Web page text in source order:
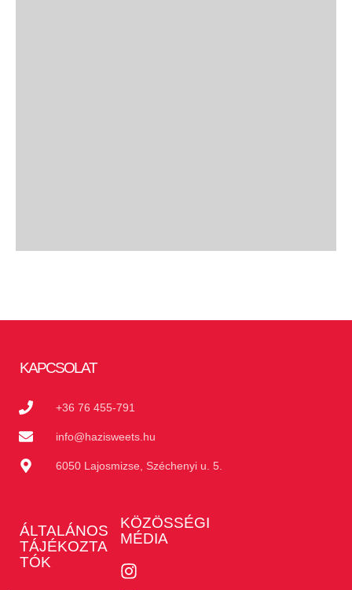
KAPCSOLAT
+36 76 455-791
info@hazisweets.hu
6050 Lajosmizse, Széchenyi u. 5.
ÁLTALÁNOS
TÁJÉKOZTA
TÓK
KÖZÖSSÉGI
MÉDIA